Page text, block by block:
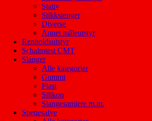
Stativ
Stikkstenger
Diverse
Annet måleutstyr
Renholdsutstyr
Schalmtest CMT
Slanger
Alle kategorier
Gummi
Plast
Silikon
Slangesamlere m.m.
Spenesalve